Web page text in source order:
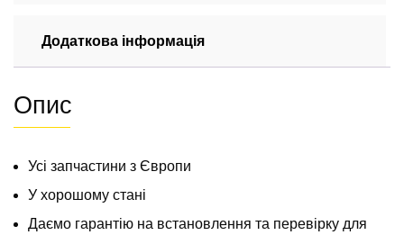
2018
кількість
Додаткова інформація
Опис
Усі запчастини з Європи
У хорошому стані
Даємо гарантію на встановлення та перевірку для